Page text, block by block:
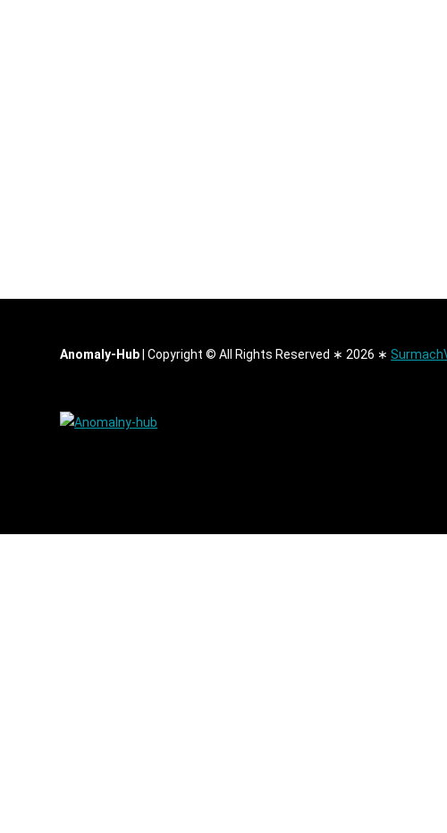
Anomaly-Hub |Copyright © All Rights Reserved ∗ 2026 ∗